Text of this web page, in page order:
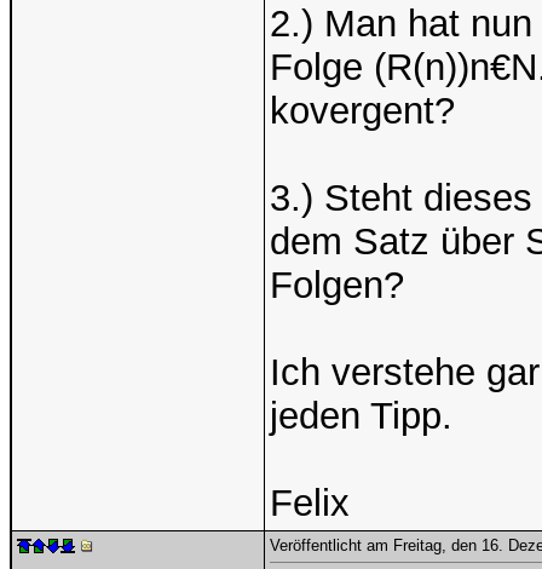
2.) Man hat
Folge
kovergent?
3.) Steht
dem Satz über
Folgen?
Ich verstehe
jeden Tipp.
Felix
Veröffentlicht am Freitag, den 16.